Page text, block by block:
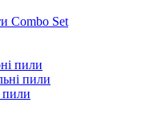
Combo Set
пили
пили
пили